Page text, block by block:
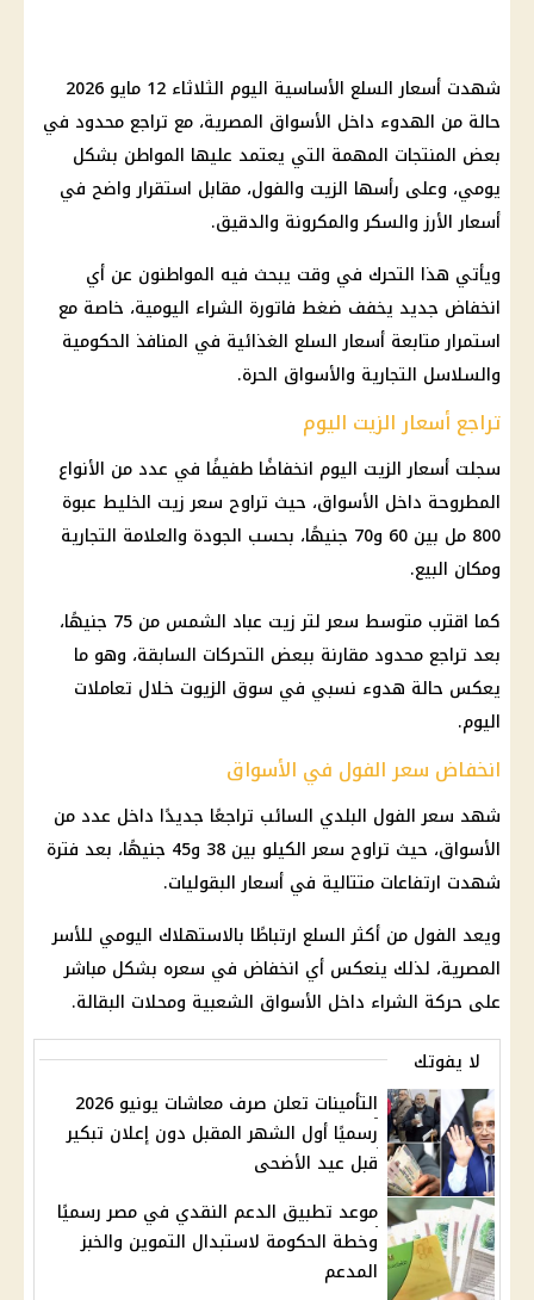
شهدت أسعار السلع الأساسية اليوم الثلاثاء 12 مايو 2026
حالة من الهدوء داخل الأسواق المصرية، مع تراجع محدود في
بعض المنتجات المهمة التي يعتمد عليها المواطن بشكل
يومي، وعلى رأسها الزيت والفول، مقابل استقرار واضح في
أسعار الأرز والسكر والمكرونة والدقيق.
ويأتي هذا التحرك في وقت يبحث فيه المواطنون عن أي
انخفاض جديد يخفف ضغط فاتورة الشراء اليومية، خاصة مع
استمرار متابعة أسعار السلع الغذائية في المنافذ الحكومية
والسلاسل التجارية والأسواق الحرة.
تراجع أسعار الزيت اليوم
سجلت أسعار الزيت اليوم انخفاضًا طفيفًا في عدد من الأنواع
المطروحة داخل الأسواق، حيث تراوح سعر زيت الخليط عبوة
800 مل بين 60 و70 جنيهًا، بحسب الجودة والعلامة التجارية
ومكان البيع.
كما اقترب متوسط سعر لتر زيت عباد الشمس من 75 جنيهًا،
بعد تراجع محدود مقارنة ببعض التحركات السابقة، وهو ما
يعكس حالة هدوء نسبي في سوق الزيوت خلال تعاملات
اليوم.
انخفاض سعر الفول في الأسواق
شهد سعر الفول البلدي السائب تراجعًا جديدًا داخل عدد من
الأسواق، حيث تراوح سعر الكيلو بين 38 و45 جنيهًا، بعد فترة
شهدت ارتفاعات متتالية في أسعار البقوليات.
ويعد الفول من أكثر السلع ارتباطًا بالاستهلاك اليومي للأسر
المصرية، لذلك ينعكس أي انخفاض في سعره بشكل مباشر
على حركة الشراء داخل الأسواق الشعبية ومحلات البقالة.
لا يفوتك
التأمينات تعلن صرف معاشات يونيو 2026
رسميًا أول الشهر المقبل دون إعلان تبكير
قبل عيد الأضحى
موعد تطبيق الدعم النقدي في مصر رسميًا
وخطة الحكومة لاستبدال التموين والخبز
المدعم